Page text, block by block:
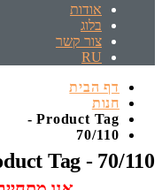
אודות
בלוג
צור קשר
RU
דף הבית
חנות
Product Tag -
70/110
Tag - 70/110